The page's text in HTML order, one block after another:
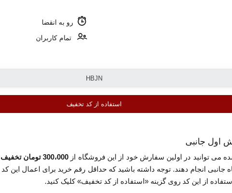
رو به انقضا
تمام کاربران
استفاده از کد تخفیف
می توانید در اولین سفارش خود از این فروشگاه از 300،000 تومان تخفیف
جانبی انجام دهند. توجه داشته باشید که حداقل رقم خرید برای اعمال این کد
از این کد روی گزینه «استفاده از کد تخفیف» کلیک کنید.